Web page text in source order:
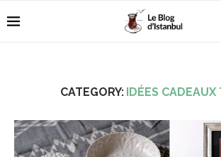
CATEGORY: IDÉES CADEAUX